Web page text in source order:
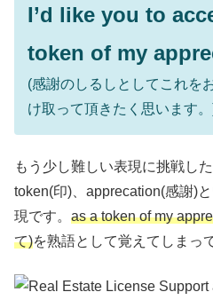
I’d like you to
token of my
(感謝のしるしとしてこれを
け取って頂きたく思います
もう少し難しい表現に挑戦し
token(印)、apprecation(感謝)
現です。 as a token of my
て)を熟語として覚えてしまっ